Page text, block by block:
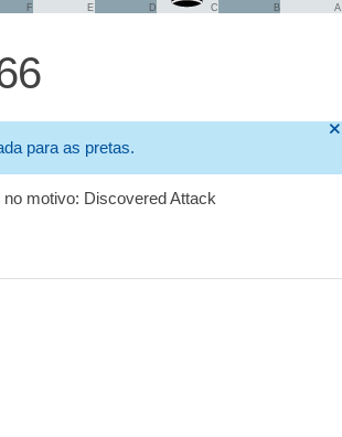
A
B
C
D
E
F
🞫
para as pretas.
motivo: Discovered Attack